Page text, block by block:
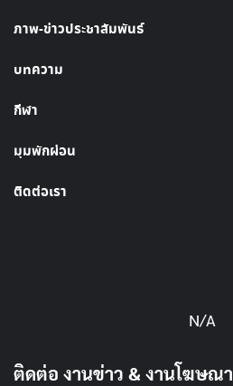
ภาพ-ข่าวประชาสัมพันธ์
บทความ
กีฬา
มุมพักผ่อน
ติดต่อเรา
N/A
ติดต่อ งานข่าว & งานโฆษณา